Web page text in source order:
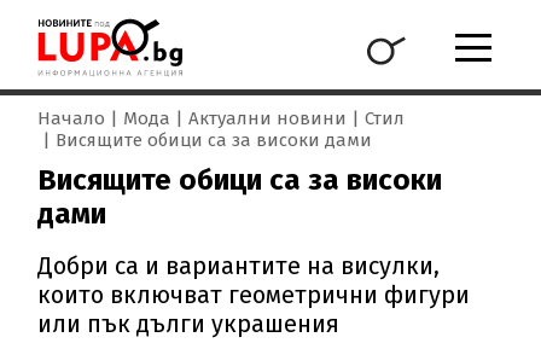
Начало Мода Актуални новини
Стил
Висящите обици са за високи дами
Висящите обици са за високи
дами
Добри са и вариантите на висулки,
които включват геометрични фигури
или пък дълги украшения